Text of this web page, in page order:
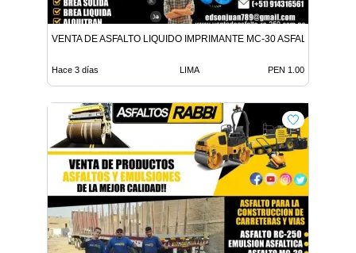
VENTA DE ASFALTO LIQUIDO IMPRIMANTE MC-30 ASFALTO
Hace 3 días LIMA PEN 1.00